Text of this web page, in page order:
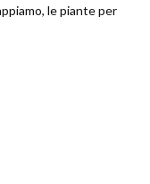
le piante per